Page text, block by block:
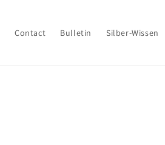
Contact Bulletin Silber-Wissen